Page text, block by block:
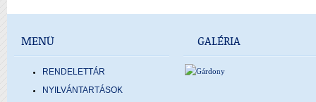
MENÜ
RENDELETTÁR
NYILVÁNTARTÁSOK
GALÉRIA